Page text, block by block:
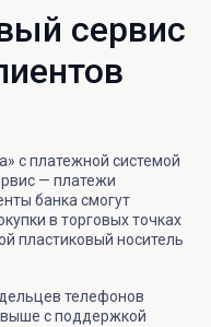
сервис
с платежной системой
— платежи
банка смогут
в торговых точках
пластиковый носитель
телефонов
выше с поддержкой